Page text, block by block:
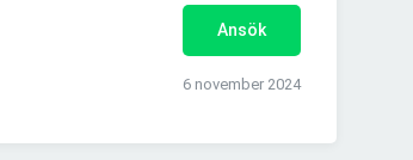
Ansök
6 november 2024